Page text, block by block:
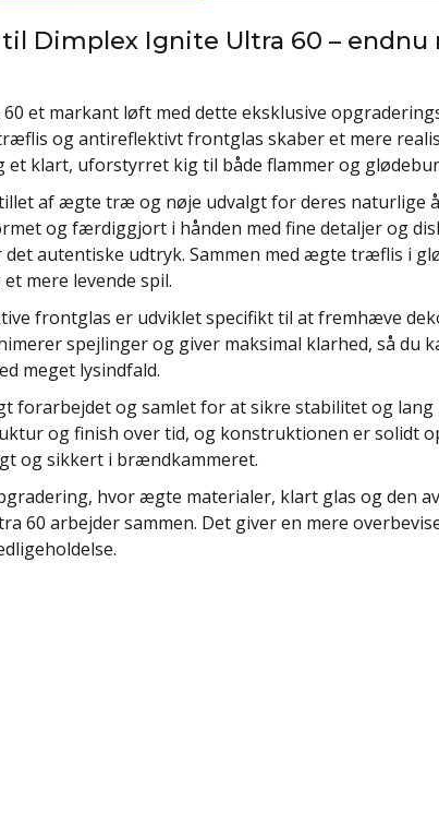
Dimplex Ignite Ultra 60 –
et markant løft med dette eksklusive
og antireflektivt frontglas skaber et mere
et klart, uforstyrret kig til både flammer og
af ægte træ og nøje udvalgt for deres naturlige
og færdiggjort i hånden med fine detaljer og
autentiske udtryk. Sammen med ægte træflis i
mere levende spil.
frontglas er udviklet specifikt til at fremhæve
spejlinger og giver maksimal klarhed, så du
meget lysindfald.
forarbejdet og samlet for at sikre stabilitet og
og finish over tid, og konstruktionen er solidt
og sikkert i brændkammeret.
hvor ægte materialer, klart glas og den
60 arbejder sammen. Det giver en mere